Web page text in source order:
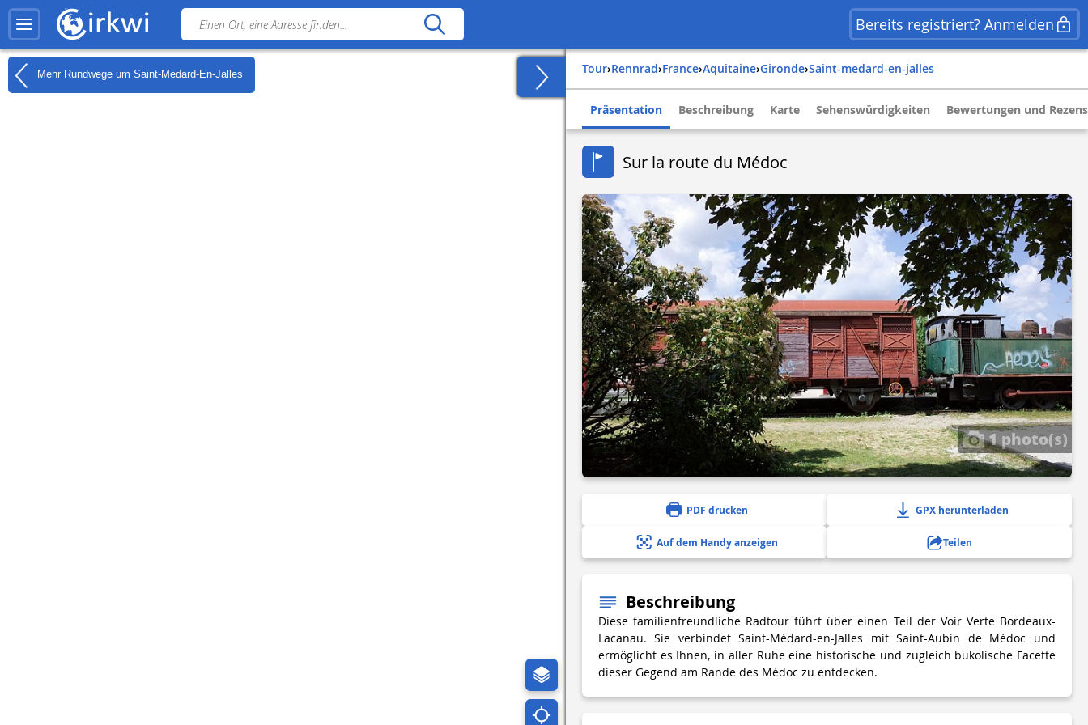
Bereits registriert? Anmelden
Mehr Rundwege um Saint-Medard-En-Jalles Tour› Rennrad› france› aquitaine› gironde› saint-medard-en-jalles
Präsentation Beschreibung Karte Sehenswürdigkeiten Bewertungen und
Sur la route du Médoc
1 photo(s)
PDF drucken GPX herunterladen
Auf dem Handy anzeigen Teilen
Beschreibung
Diese familienfreundliche Radtour führt über einen Teil der Voir Verte Bordeaux-
Lacanau. Sie verbindet Saint-Médard-en-Jalles mit Saint-Aubin de Médoc und
ermöglicht es Ihnen, in aller Ruhe eine historische und zugleich bukolische Facette
dieser Gegend am Rande des Médoc zu entdecken.